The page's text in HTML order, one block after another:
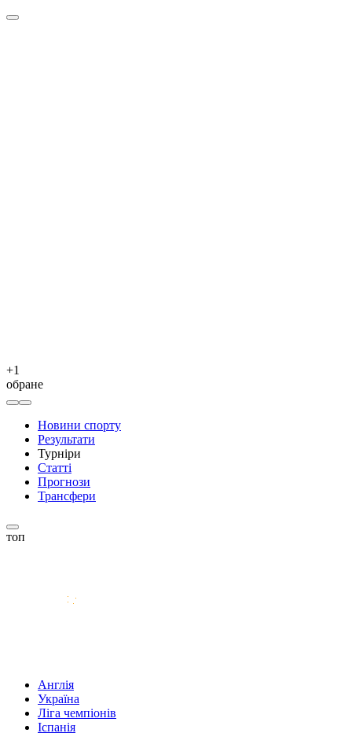
+1
обране
Новини спорту
Результати
Турніри
Статті
Прогнози
Трансфери
топ
Англія
Україна
Ліга чемпіонів
Іспанія